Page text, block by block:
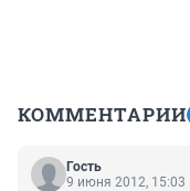
КОММЕНТАРИИ
Гость
9 июня 2012, 15:03